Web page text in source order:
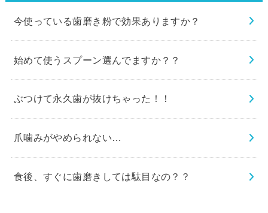
今使っている歯磨き粉で効果ありますか？
始めて使うスプーン選んでますか？？
ぶつけて永久歯が抜けちゃった！！
爪噛みがやめられない…
食後、すぐに歯磨きしては駄目なの？？